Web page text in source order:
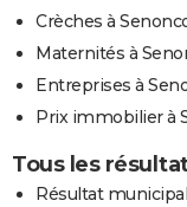
Crèches à
Maternités à
Entreprises à
Prix immobilier à
Tous les
Résultat